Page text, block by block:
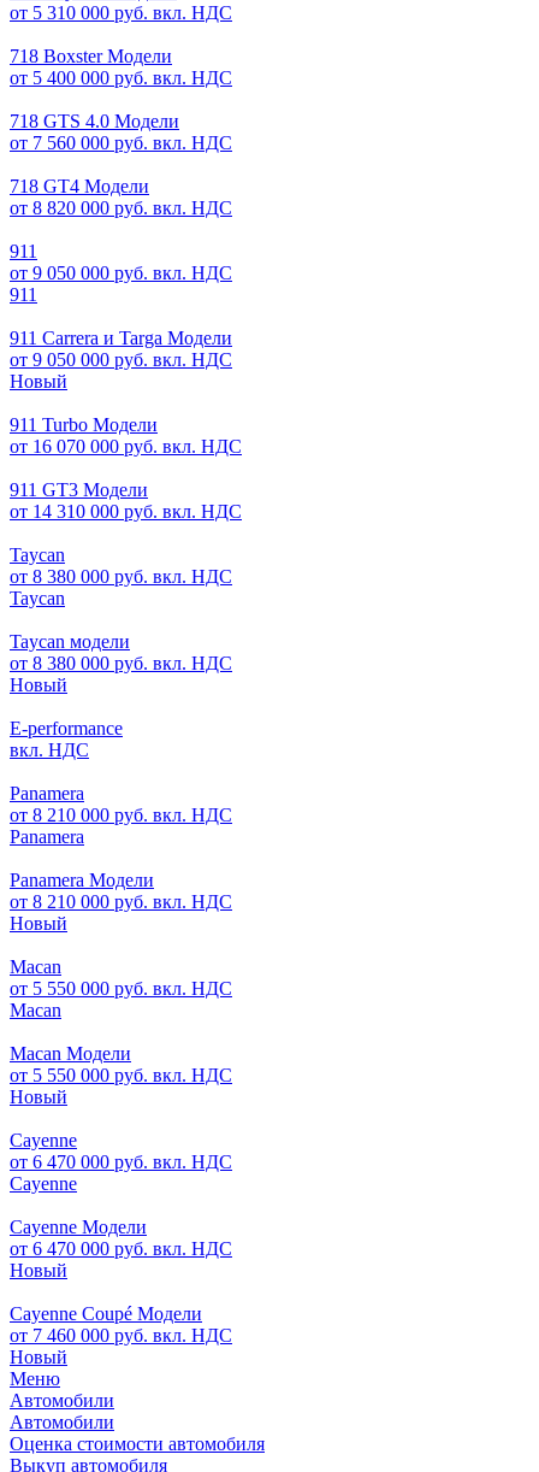
от 5 310 000 руб. вкл. НДС
718 Boxster Модели
от 5 400 000 руб. вкл. НДС
718 GTS 4.0 Модели
от 7 560 000 руб. вкл. НДС
718 GT4 Модели
от 8 820 000 руб. вкл. НДС
911
от 9 050 000 руб. вкл. НДС
911
911 Carrera и Targa Модели
от 9 050 000 руб. вкл. НДС
Новый
911 Turbo Модели
от 16 070 000 руб. вкл. НДС
911 GT3 Модели
от 14 310 000 руб. вкл. НДС
Taycan
от 8 380 000 руб. вкл. НДС
Taycan
Taycan модели
от 8 380 000 руб. вкл. НДС
Новый
E-performance
вкл. НДС
Panamera
от 8 210 000 руб. вкл. НДС
Panamera
Panamera Модели
от 8 210 000 руб. вкл. НДС
Новый
Macan
от 5 550 000 руб. вкл. НДС
Macan
Macan Модели
от 5 550 000 руб. вкл. НДС
Новый
Cayenne
от 6 470 000 руб. вкл. НДС
Cayenne
Cayenne Модели
от 6 470 000 руб. вкл. НДС
Новый
Cayenne Coupé Модели
от 7 460 000 руб. вкл. НДС
Новый
Меню
Автомобили
Автомобили
Оценка стоимости автомобиля
Выкуп автомобиля